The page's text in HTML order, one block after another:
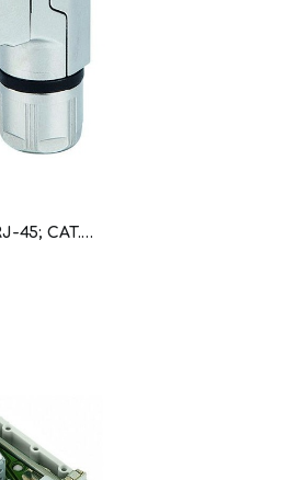
CONECTOR PROFINET; RJ-45; CAT. 6A; ACODADO; AWG 22; PLACA ANTI-TIRON (WAG100999 / 750-979/000-013)